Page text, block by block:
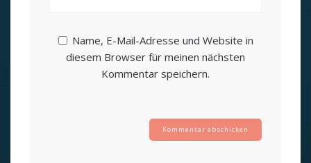
Name, E-Mail-Adresse und Website in
diesem Browser für meinen nächsten
Kommentar speichern.